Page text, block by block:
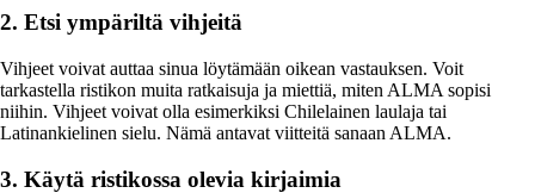
2. Etsi ympäriltä vihjeitä
Vihjeet voivat auttaa sinua löytämään oikean vastauksen. Voit
tarkastella ristikon muita ratkaisuja ja miettiä, miten ALMA sopisi
niihin. Vihjeet voivat olla esimerkiksi Chilelainen laulaja tai
Latinankielinen sielu. Nämä antavat viitteitä sanaan ALMA.
3. Käytä ristikossa olevia kirjaimia